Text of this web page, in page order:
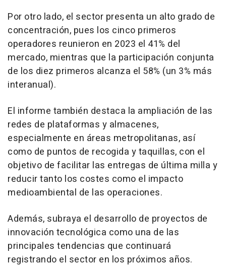
Por otro lado, el sector presenta un alto grado de
concentración, pues los cinco primeros
operadores reunieron en 2023 el 41% del
mercado, mientras que la participación conjunta
de los diez primeros alcanza el 58% (un 3% más
interanual).
El informe también destaca la ampliación de las
redes de plataformas y almacenes,
especialmente en áreas metropolitanas, así
como de puntos de recogida y taquillas, con el
objetivo de facilitar las entregas de última milla y
reducir tanto los costes como el impacto
medioambiental de las operaciones.
Además, subraya el desarrollo de proyectos de
innovación tecnológica como una de las
principales tendencias que continuará
registrando el sector en los próximos años.